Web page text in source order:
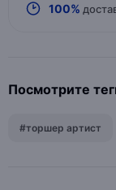
100%
Посмотрите
#торшер артист